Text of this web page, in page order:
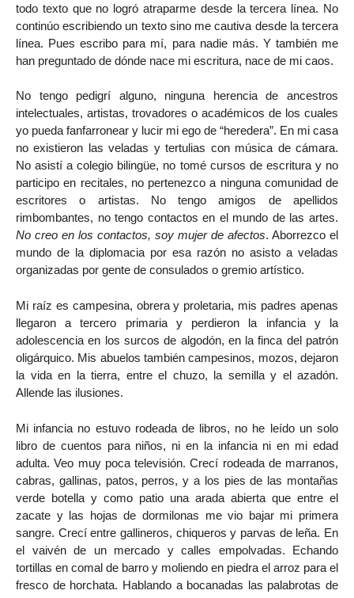
todo texto que no logró atraparme desde la tercera línea. No
continúo escribiendo un texto sino me cautiva desde la tercera
línea. Pues escribo para mí, para nadie más. Y también me
han preguntado de dónde nace mi escritura, nace de mi caos.
No tengo pedigrí alguno, ninguna herencia de ancestros
intelectuales, artistas, trovadores o académicos de los cuales
yo pueda fanfarronear y lucir mi ego de “heredera”. En mi casa
no existieron las veladas y tertulias con música de cámara.
No asistí a colegio bilingüe, no tomé cursos de escritura y no
participo en recitales, no pertenezco a ninguna comunidad de
escritores o artistas. No tengo amigos de apellidos
rimbombantes, no tengo contactos en el mundo de las artes.
No creo en los contactos, soy mujer de afectos. Aborrezco el
mundo de la diplomacia por esa razón no asisto a veladas
organizadas por gente de consulados o gremio artístico.
Mi raíz es campesina, obrera y proletaria, mis padres apenas
llegaron a tercero primaria y perdieron la infancia y la
adolescencia en los surcos de algodón, en la finca del patrón
oligárquico. Mis abuelos también campesinos, mozos, dejaron
la vida en la tierra, entre el chuzo, la semilla y el azadón.
Allende las ilusiones.
Mi infancia no estuvo rodeada de libros, no he leído un solo
libro de cuentos para niños, ni en la infancia ni en mi edad
adulta. Veo muy poca televisión. Crecí rodeada de marranos,
cabras, gallinas, patos, perros, y a los pies de las montañas
verde botella y como patio una arada abierta que entre el
zacate y las hojas de dormilonas me vio bajar mi primera
sangre. Crecí entre gallineros, chiqueros y parvas de leña. En
el vaivén de un mercado y calles empolvadas. Echando
tortillas en comal de barro y moliendo en piedra el arroz para el
fresco de horchata. Hablando a bocanadas las palabrotas de